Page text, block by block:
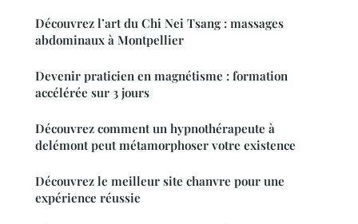
Découvrez l’art du Chi Nei Tsang : massages
abdominaux à Montpellier
Devenir praticien en magnétisme : formation
accélérée sur 3 jours
Découvrez comment un hypnothérapeute à
delémont peut métamorphoser votre existence
Découvrez le meilleur site chanvre pour une
expérience réussie